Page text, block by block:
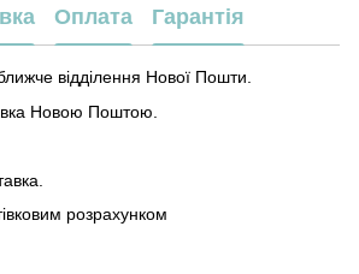
Оплата Гарантія
відділення Нової Пошти.
Новою Поштою.
розрахунком